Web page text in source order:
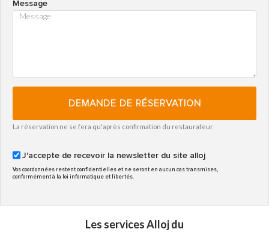
Message
DEMANDE DE RÉSERVATION
La réservation ne se fera qu'après confirmation du restaurateur
J'accepte de recevoir la newsletter du site alloj
Vos coordonnées restent confidentielles et ne seront en aucun cas transmises,
conformément à la loi informatique et libertés.
Les services Alloj du